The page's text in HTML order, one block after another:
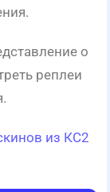
о
реплеи
из КС2